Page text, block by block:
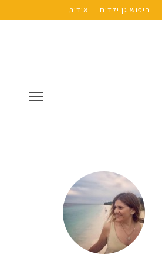
אודות חיפוש גן ילדים